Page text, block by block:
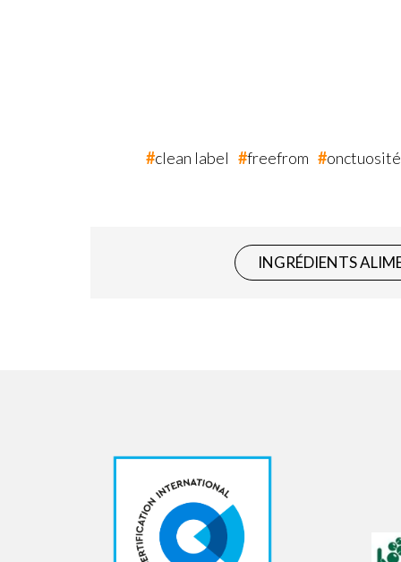
clean label freefrom onctuosité
INGRÉDIENTS